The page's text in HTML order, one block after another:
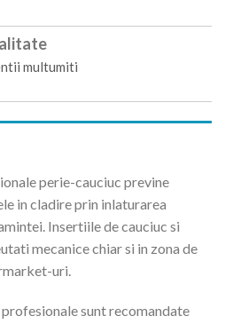
multumiti
perie-cauciuc previne
in cladire prin inlaturarea
Insertiile de cauciuc si
mecanice chiar si in zona de
uri.
sunt recomandate